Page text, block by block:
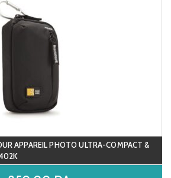
APPAREIL PHOTO ULTRA-COMPACT &